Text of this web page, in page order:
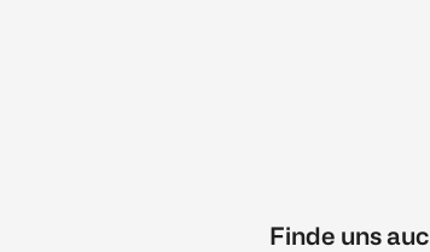
Finde uns